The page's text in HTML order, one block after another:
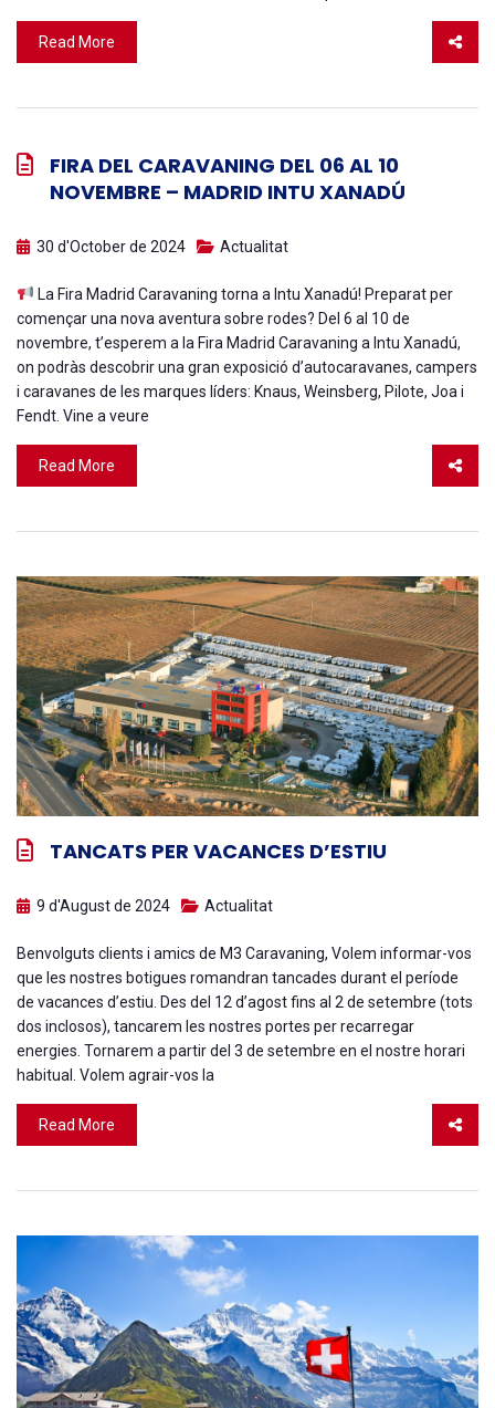
Read More
FIRA DEL CARAVANING DEL 06 AL 10
NOVEMBRE – MADRID INTU XANADÚ
30 d'October de 2024 Actualitat
La Fira Madrid Caravaning torna a Intu Xanadú! Preparat per
començar una nova aventura sobre rodes? Del 6 al 10 de
novembre, t’esperem a la Fira Madrid Caravaning a Intu Xanadú,
on podràs descobrir una gran exposició d’autocaravanes, campers
i caravanes de les marques líders: Knaus, Weinsberg, Pilote, Joa i
Fendt. Vine a veure
Read More
TANCATS PER VACANCES D’ESTIU
9 d'August de 2024 Actualitat
Benvolguts clients i amics de M3 Caravaning, Volem informar-vos
que les nostres botigues romandran tancades durant el període
de vacances d’estiu. Des del 12 d’agost fins al 2 de setembre (tots
dos inclosos), tancarem les nostres portes per recarregar
energies. Tornarem a partir del 3 de setembre en el nostre horari
habitual. Volem agrair-vos la
Read More